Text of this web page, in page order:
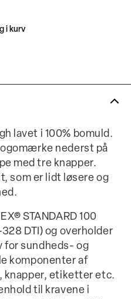
i kurv
lavet i 100% bomuld.
nederst på
med tre knapper.
som er lidt løsere og
STANDARD 100
DTI) og overholder
for sundheds- og
komponenter af
knapper, etiketter etc.
til kravene i